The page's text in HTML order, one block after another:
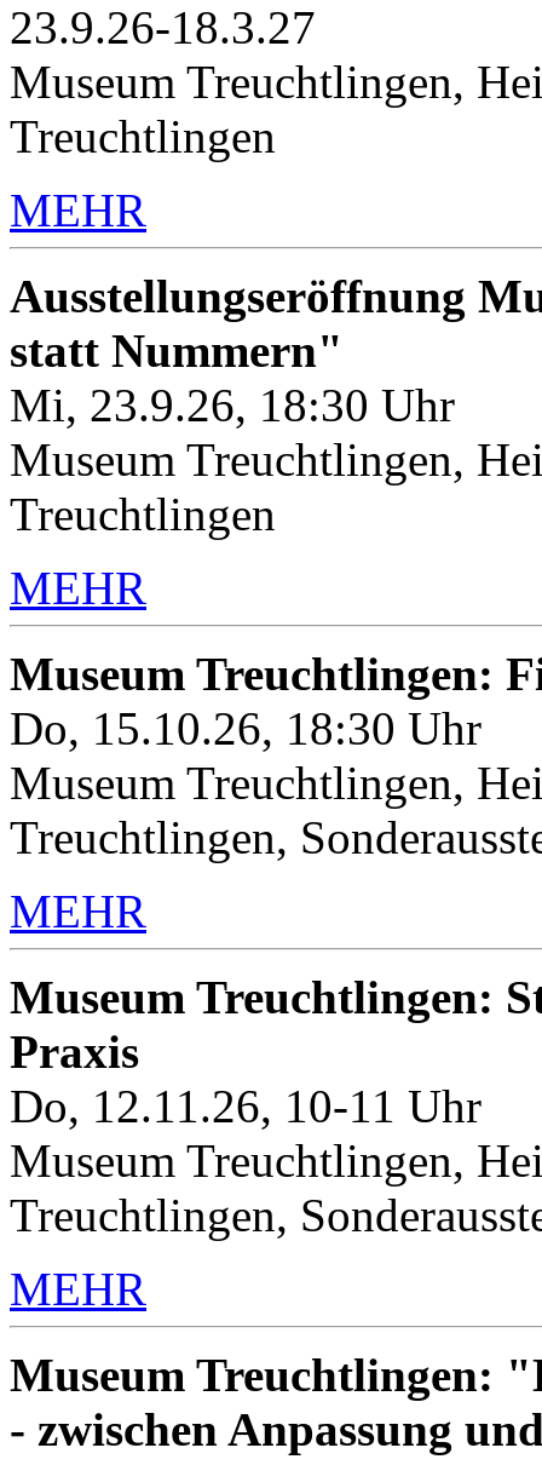
23.9.26-18.3.27
Museum Treuchtlingen,
Treuchtlingen
MEHR
Ausstellungseröffnung
statt Nummern"
Mi, 23.9.26, 18:30 Uhr
Museum Treuchtlingen,
Treuchtlingen
MEHR
Museum Treuchtlingen:
Do, 15.10.26, 18:30 Uhr
Museum Treuchtlingen,
Treuchtlingen,
MEHR
Museum Treuchtlingen:
Praxis
Do, 12.11.26, 10-11 Uhr
Museum Treuchtlingen,
Treuchtlingen,
MEHR
Museum Treuchtlingen:
- zwischen Anpassung